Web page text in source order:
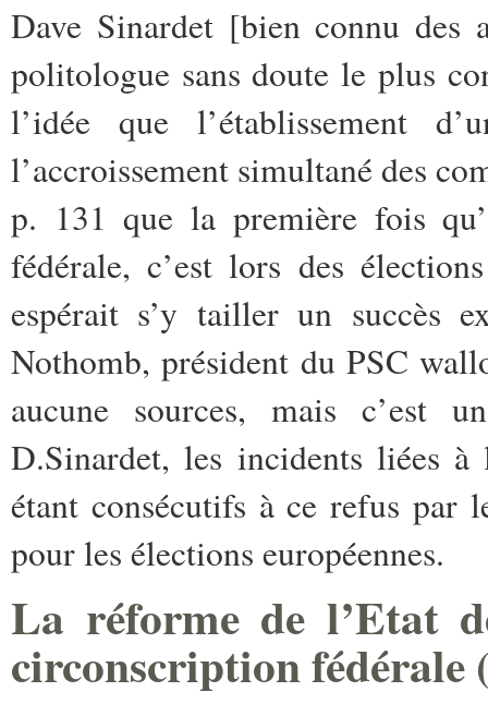
Dave Sinardet [bien connu
politologue sans doute le plus
l’idée que l’établissement
l’accroissement simultané des
p. 131 que la première fois
fédérale, c’est lors des
espérait s’y tailler un succès
Nothomb, président du PSC
aucune sources, mais c’est
D.Sinardet, les incidents liées
étant consécutifs à ce refus par
pour les élections européennes.
La réforme de l’Etat
circonscription fédérale